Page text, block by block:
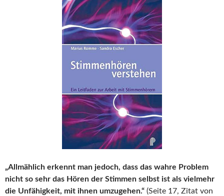
„Allmählich erkennt man jedoch, dass das wahre Problem
nicht so sehr das Hören der Stimmen selbst ist als vielmehr
die Unfähigkeit, mit ihnen umzugehen.“ (Seite 17, Zitat von